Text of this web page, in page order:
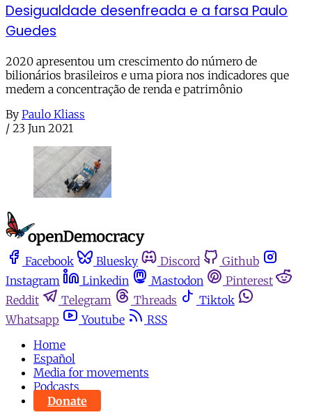
Desigualdade desenfreada e a farsa Paulo
Guedes
2020 apresentou um crescimento do número de
bilionários brasileiros e uma piora nos indicadores que
medem a concentração de renda e patrimônio
By Paulo Kliass
/ 23 Jun 2021
Facebook Bluesky Discord
Github
Instagram
Linkedin Mastodon
Pinterest
Reddit
Telegram Threads
Tiktok
Whatsapp
Youtube
RSS
Home
Español
Media for movements
Podcasts
Donate